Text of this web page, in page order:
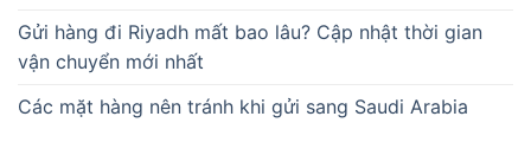
Gửi hàng đi Riyadh mất bao lâu? Cập nhật thời gian
vận chuyển mới nhất
Các mặt hàng nên tránh khi gửi sang Saudi Arabia